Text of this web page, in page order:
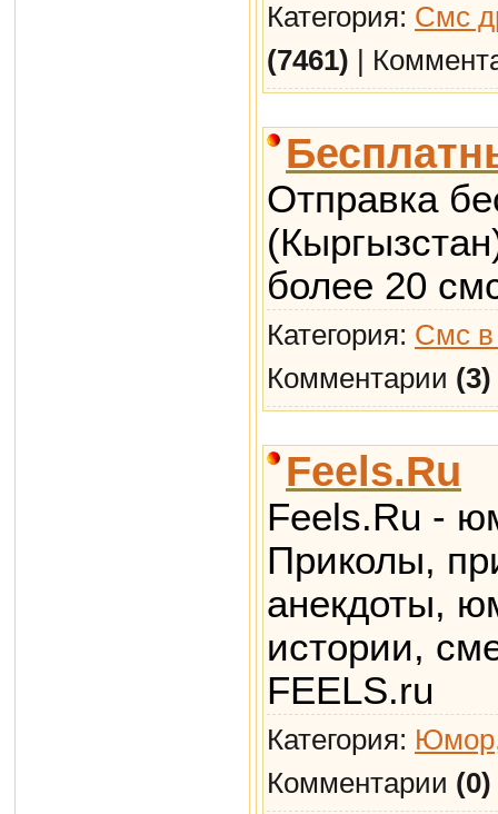
Категория: Смс
(7461) |
Отправка
более 20
Категория: Смс
Комментарии (3)
Feels.Ru
Feels.Ru -
Приколы,
анекдоты,
истории,
FEELS.ru
Категория: Юмор,
Комментарии (0)